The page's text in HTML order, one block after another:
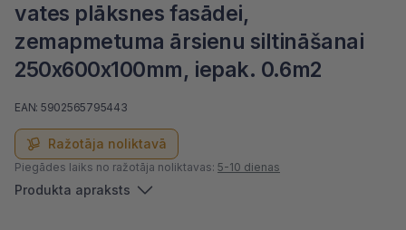
vates plāksnes fasādei,
zemapmetuma ārsienu siltināšanai
250x600x100mm, iepak. 0.6m2
Ražotāja noliktavā
EAN: 5902565795443
Piegādes laiks no ražotāja noliktavas: 5-10 dienas
Produkta apraksts